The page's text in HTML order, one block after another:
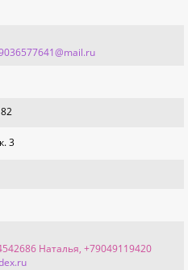
3
Наталья, +79049119420